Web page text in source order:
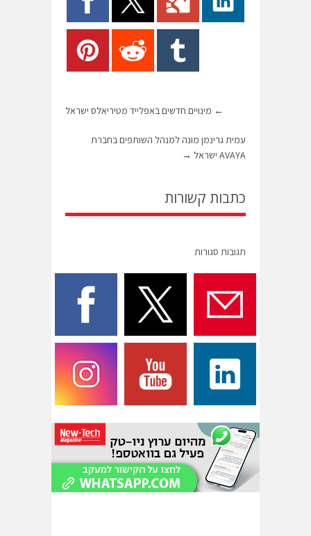
← מינויים חדשים באפלייד מטיריאלס ישראל
עמית גרינמן מונה למנהל השותפים בחברת
AVAYA ישראל
→
כתבות קשורות
תגובות סגורות